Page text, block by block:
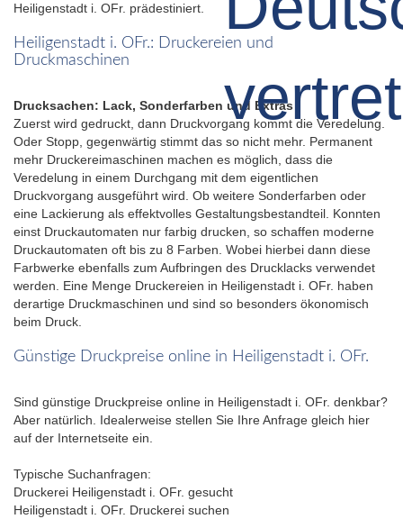
Heiligenstadt i. OFr. prädestiniert.
Heiligenstadt i. OFr.: Druckereien und
Druckmaschinen
Drucksachen: Lack, Sonderfarben und Extras
Zuerst wird gedruckt, dann Druckvorgang kommt die Veredelung.
Oder Stopp, gegenwärtig stimmt das so nicht mehr. Permanent
mehr Druckereimaschinen machen es möglich, dass die
Veredelung in einem Durchgang mit dem eigentlichen
Druckvorgang ausgeführt wird. Ob weitere Sonderfarben oder
eine Lackierung als effektvolles Gestaltungsbestandteil. Konnten
einst Druckautomaten nur farbig drucken, so schaffen moderne
Druckautomaten oft bis zu 8 Farben. Wobei hierbei dann diese
Farbwerke ebenfalls zum Aufbringen des Drucklacks verwendet
werden. Eine Menge Druckereien in Heiligenstadt i. OFr. haben
derartige Druckmaschinen und sind so besonders ökonomisch
beim Druck.
Günstige Druckpreise online in Heiligenstadt i. OFr.
Sind günstige Druckpreise online in Heiligenstadt i. OFr. denkbar?
Aber natürlich. Idealerweise stellen Sie Ihre Anfrage gleich hier
auf der Internetseite ein.
Typische Suchanfragen:
Druckerei Heiligenstadt i. OFr. gesucht
Heiligenstadt i. OFr. Druckerei suchen